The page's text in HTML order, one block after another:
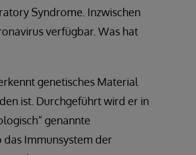
Syndrome. Inzwischen
verfügbar. Was hat
genetisches Material
ist. Durchgeführt wird er in
genannte
Immunsystem der